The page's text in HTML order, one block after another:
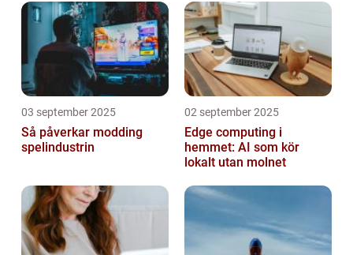
03 september 2025
Så påverkar modding
spelindustrin
02 september 2025
Edge computing i
hemmet: AI som kör
lokalt utan molnet